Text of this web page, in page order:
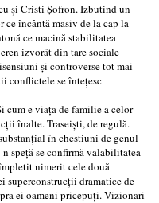
și Cristi Șofron. Izbutind un
ce încântă masiv de la cap la
ce macină stabilitatea
izvorât din tare sociale
și controverse tot mai
conflictele se întețesc
cum e viața de familie a celor
înalte. Traseiști, de regulă.
în chestiuni de genul
speță se confirmă valabilitatea
nimerit cele două
superconstrucții dramatice de
ei oameni pricepuți. Vizionari